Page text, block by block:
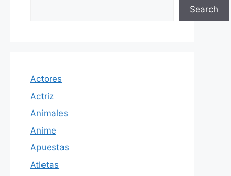
Search
Actores
Actriz
Animales
Anime
Apuestas
Atletas